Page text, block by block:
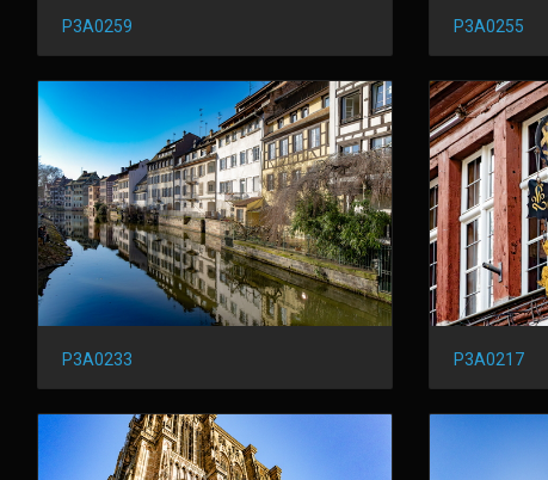
P3A0259 P3A0255
P3A0233 P3A0217